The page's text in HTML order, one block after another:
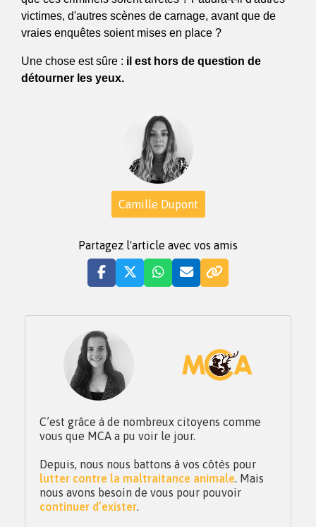
victimes, d'autres scènes de carnage, avant que de
vraies enquêtes soient mises en place ?
Une chose est sûre : il est hors de question de
détourner les yeux.
Camille Dupont
Partagez l'article avec vos amis
C’est grâce à de nombreux citoyens comme
vous que MCA a pu voir le jour.
Depuis, nous nous battons à vos côtés pour
lutter contre la maltraitance animale. Mais
nous avons besoin de vous pour pouvoir
continuer d’exister.